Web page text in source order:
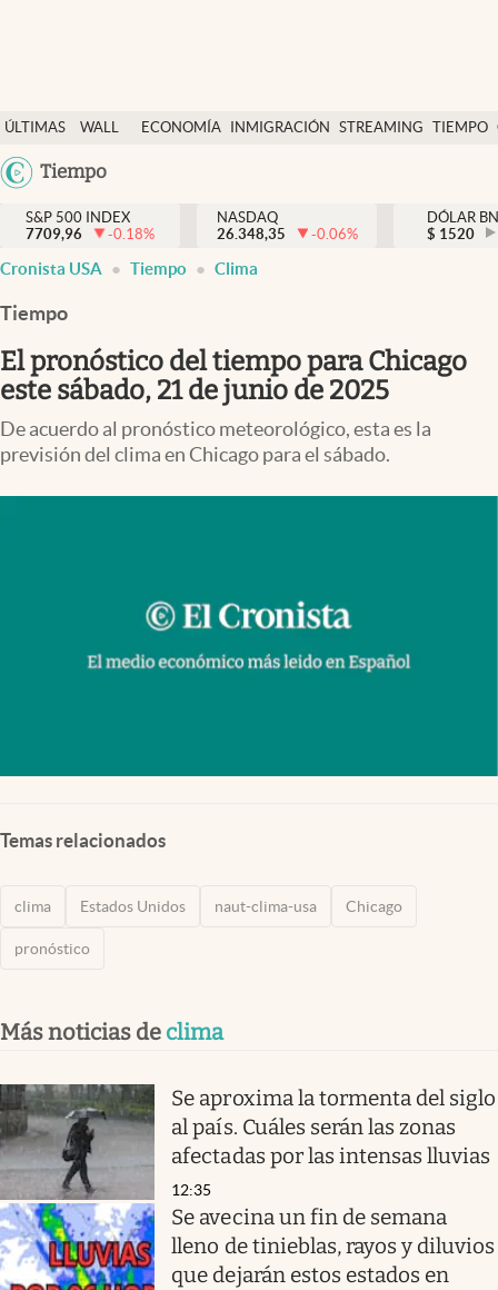
ÚLTIMAS
NOTICIAS
WALL
Y
DÓLAR
ECONOMÍA INMIGRACIÓN STREAMING TIEMPO
México
Tiempo
Finanzas y economía
Wall Street y dólar
Inmigración
Espiritual
Streaming
PC y mobile
S&P 500 INDEX
7709,96
-0.18%
NASDAQ
26.348,35
-0.06%
DÓLAR
$ 1520
Cronista USA Tiempo Clima
Tiempo
El pronóstico del tiempo para Chicago
este sábado, 21 de junio de 2025
De acuerdo al pronóstico meteorológico, esta es la
previsión del clima en Chicago para el sábado.
Temas relacionados
clima Estados Unidos naut-clima-usa Chicago
pronóstico
Más noticias de clima
Se aproxima la tormenta del siglo
al país. Cuáles serán las zonas
afectadas por las intensas lluvias
12:35
Se avecina un fin de semana
lleno de tinieblas, rayos y diluvios
que dejarán estos estados en